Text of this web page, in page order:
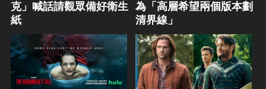
克」喊話請觀眾備好衛生
紙
為「高層希望兩個版本劃
清界線」